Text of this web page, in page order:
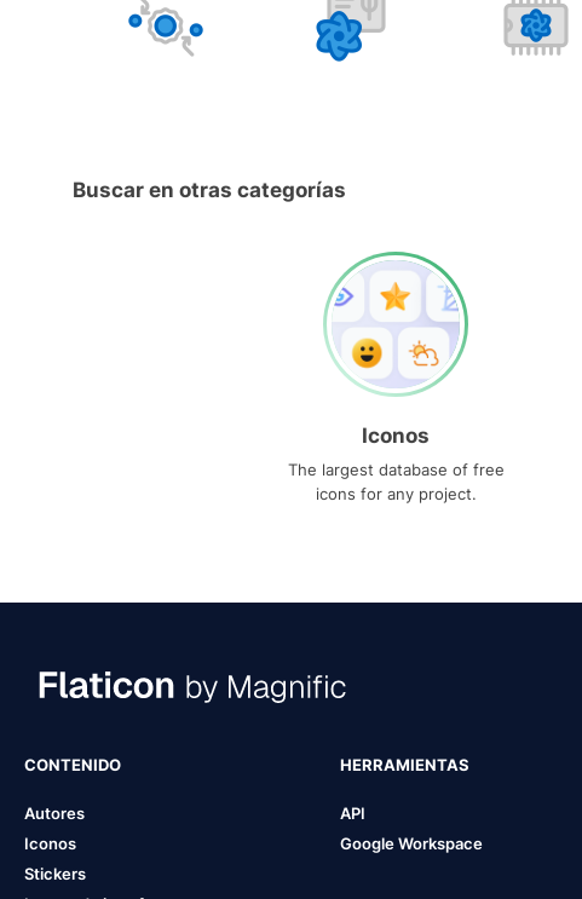
Buscar en otras categorías
Iconos
The largest database of free
icons for any project.
CONTENIDO
Autores
Iconos
Stickers
HERRAMIENTAS
API
Google Workspace